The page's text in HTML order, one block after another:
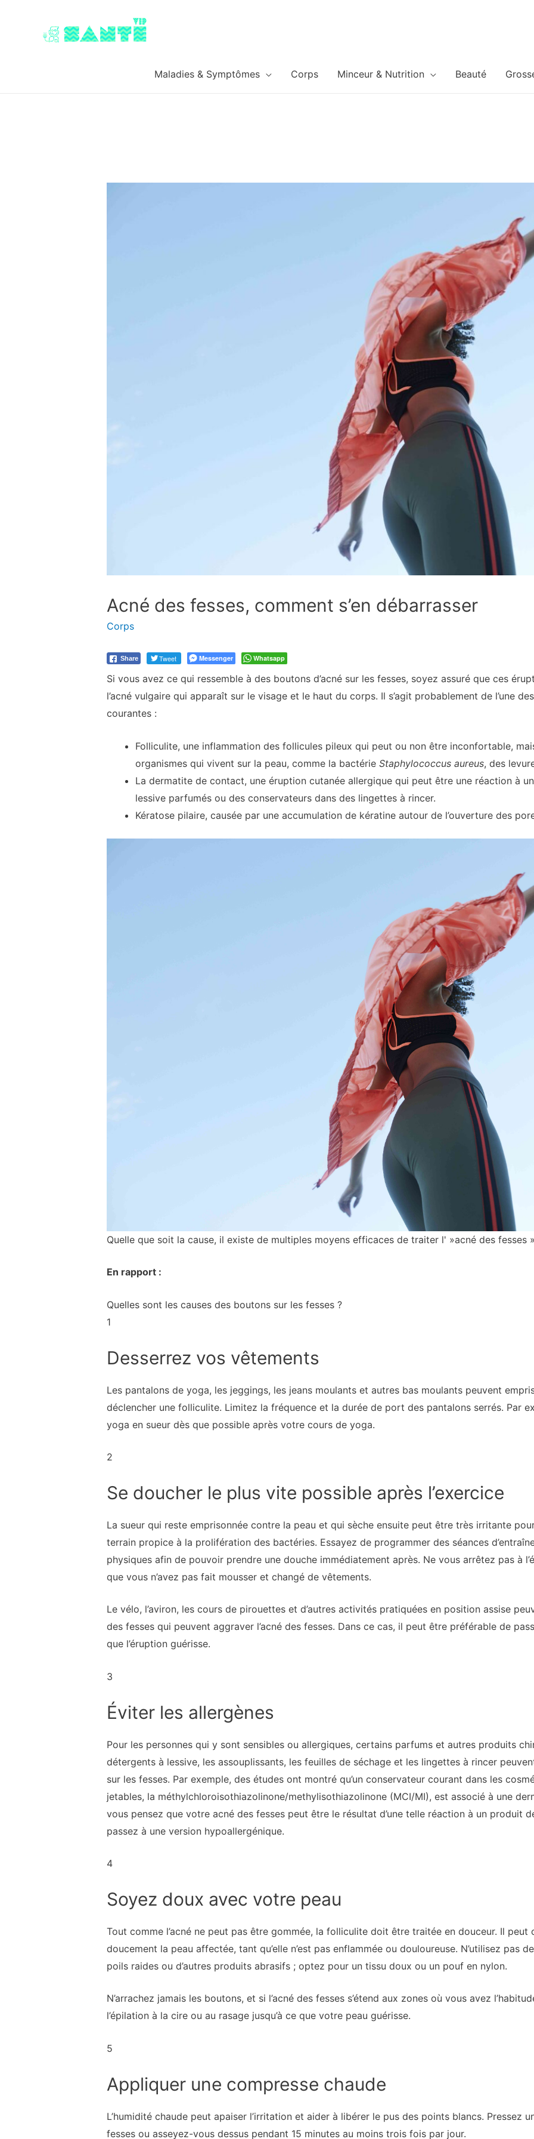
Maladies & Symptômes Corps Minceur & Nutrition Beauté
Acné des fesses, comment s’en débarrasser
Corps
Share Tweet Messenger Whatsapp
Si vous avez ce qui ressemble à des boutons d’acné sur les fesses, soyez assuré que ces
l’acné vulgaire qui apparaît sur le visage et le haut du corps. Il s’agit probablement de l’une
courantes :
Folliculite, une inflammation des follicules pileux qui peut ou non être inconfortable,
organismes qui vivent sur la peau, comme la bactérie Staphylococcus aureus, des
La dermatite de contact, une éruption cutanée allergique qui peut être une réaction à
lessive parfumés ou des conservateurs dans des lingettes à rincer.
Kératose pilaire, causée par une accumulation de kératine autour de l’ouverture des
Quelle que soit la cause, il existe de multiples moyens efficaces de traiter l' »acné des fesses
En rapport :
Quelles sont les causes des boutons sur les fesses ?
1
Desserrez vos vêtements
Les pantalons de yoga, les jeggings, les jeans moulants et autres bas moulants peuvent
déclencher une folliculite. Limitez la fréquence et la durée de port des pantalons serrés. Par
yoga en sueur dès que possible après votre cours de yoga.
2
Se doucher le plus vite possible après l’exercice
La sueur qui reste emprisonnée contre la peau et qui sèche ensuite peut être très irritante
terrain propice à la prolifération des bactéries. Essayez de programmer des séances
physiques afin de pouvoir prendre une douche immédiatement après. Ne vous arrêtez pas à
que vous n’avez pas fait mousser et changé de vêtements.
Le vélo, l’aviron, les cours de pirouettes et d’autres activités pratiquées en position assise
des fesses qui peuvent aggraver l’acné des fesses. Dans ce cas, il peut être préférable de
que l’éruption guérisse.
3
Éviter les allergènes
Pour les personnes qui y sont sensibles ou allergiques, certains parfums et autres produits
détergents à lessive, les assouplissants, les feuilles de séchage et les lingettes à rincer
sur les fesses. Par exemple, des études ont montré qu’un conservateur courant dans les
jetables, la méthylchloroisothiazolinone/methylisothiazolinone (MCI/MI), est associé à une
vous pensez que votre acné des fesses peut être le résultat d’une telle réaction à un produit
passez à une version hypoallergénique.
4
Soyez doux avec votre peau
Tout comme l’acné ne peut pas être gommée, la folliculite doit être traitée en douceur. Il peut
doucement la peau affectée, tant qu’elle n’est pas enflammée ou douloureuse. N’utilisez pas
poils raides ou d’autres produits abrasifs ; optez pour un tissu doux ou un pouf en nylon.
N’arrachez jamais les boutons, et si l’acné des fesses s’étend aux zones où vous avez
l’épilation à la cire ou au rasage jusqu’à ce que votre peau guérisse.
5
Appliquer une compresse chaude
L’humidité chaude peut apaiser l’irritation et aider à libérer le pus des points blancs. Pressez
fesses ou asseyez-vous dessus pendant 15 minutes au moins trois fois par jour.